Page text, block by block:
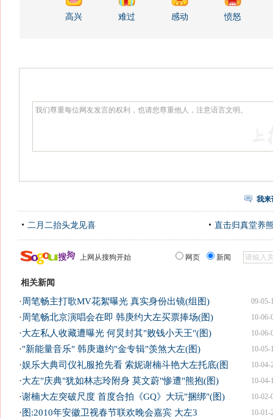
高兴 难过 感动 愤怒
我来
二月二抬头龙见喜 直击归真堂养
上网从搜狗开始 网页 新闻
相关新闻
09-05-
·周笔畅主打歌MV花絮曝光 真实身份出镜(组图)
10-06-
·周笔畅北京演唱会在即 韩庚约大左买票捧场(图)
10-06-
·大左私人收藏遭曝光 何炅封其"败钱小天王"(图)
10-05-
·"新能量音乐" 韩庚邀约"金专辑"羡煞大左(图)
10-04-
·娱乐大典司仪礼服抢先看 索妮谢楠斗艳大左托底(图
10-04-
·大左"庆典"犹如林志玲附身 莫文蔚"惨遭"熊抱(图)
10-02-
·谢楠大左突破尺度 首度合拍《GQ》大玩"捆绑"(图)
10-01-
· 图:2010年安徽卫视春节联欢晚会嘉宾 大左3